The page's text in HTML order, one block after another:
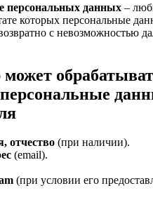
персональных данных –
которых персональные
с невозможностью
отчество (при наличии).
(email).
(при условии его